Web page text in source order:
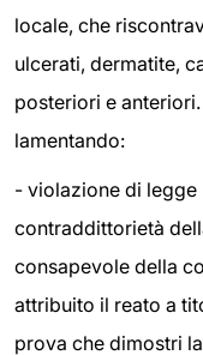
locale, che
ulcerati, dermatite,
posteriori e
lamentando:
- violazione di legge
contraddittorietà
consapevole della
attribuito il reato a
prova che dimostri